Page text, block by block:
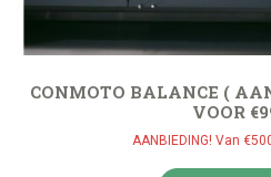
CONMOTO BALANCE (
VOOR
AANBIEDING! Van